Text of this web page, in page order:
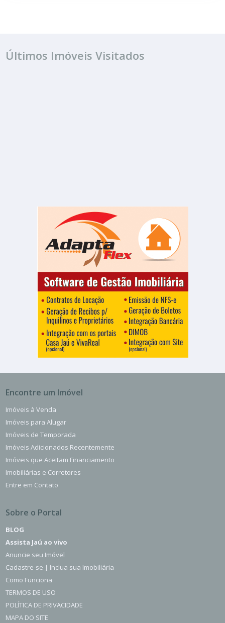
Últimos Imóveis Visitados
Encontre um Imóvel
Imóveis à Venda
Imóveis para Alugar
Imóveis de Temporada
Imóveis Adicionados Recentemente
Imóveis que Aceitam Financiamento
Imobiliárias e Corretores
Entre em Contato
Sobre o Portal
BLOG
Assista Jaú ao vivo
Anuncie seu Imóvel
Cadastre-se | Inclua sua Imobiliária
Como Funciona
TERMOS DE USO
POLÍTICA DE PRIVACIDADE
MAPA DO SITE